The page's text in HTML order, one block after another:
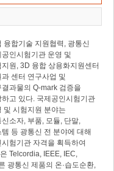
융합기술 지원협력, 광통신
공인시험기관 운영 및
지원, 3D 융합 상용화지원센터
과 센터 연구사업 및
결과물의 Q-mark 검증을
하고 있다. 국제공인시험기관
및 시험지원 분야는
신소자, 부품, 모듈, 단말,
템 등 광통신 전 분야에 대해
험기관 자격을 획득하여
Telcordia, IEEE, IEC,
광통신 제품의 온·습도순환,